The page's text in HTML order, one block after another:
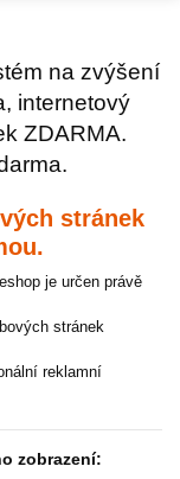
na zvýšení
internetový
ZDARMA.
stránek
je určen právě
stránek
reklamní
zobrazení: